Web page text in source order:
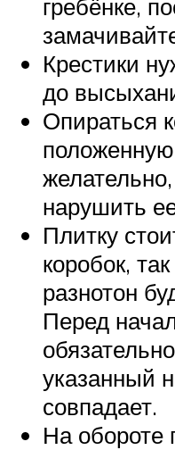
гребёнке,
Крестики
до
Опираться
нарушить
Плитку
коробок,
разнотон
Перед
указанный
совпадает.
На обороте